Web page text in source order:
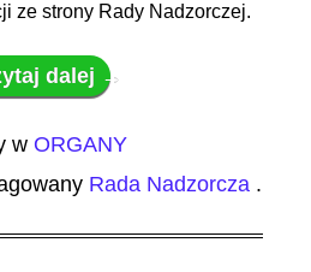
ze strony Rady Nadzorczej.
dalej →
w ORGANY
Rada Nadzorcza .